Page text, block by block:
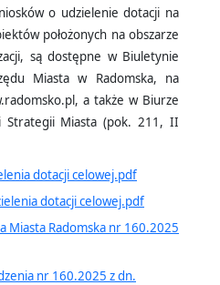
o udzielenie dotacji na
położonych na obszarze
są dostępne w Biuletynie
Miasta w Radomska, na
a także w Biurze
Strategii Miasta (pok. 211, II
dotacji celowej.pdf
dotacji celowej.pdf
Miasta Radomska nr 160.2025
nr 160.2025 z dn.